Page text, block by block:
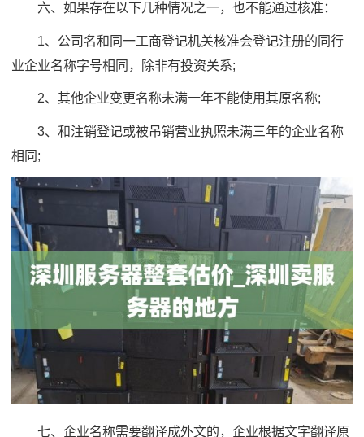
六、如果存在以下几种情况之一，也不能通过核准：
1、公司名和同一工商登记机关核准会登记注册的同行
业企业名称字号相同，除非有投资关系;
2、其他企业变更名称未满一年不能使用其原名称;
3、和注销登记或被吊销营业执照未满三年的企业名称
相同;
七、企业名称需要翻译成外文的，企业根据文字翻译原